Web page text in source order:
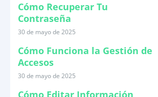
Cómo Recuperar Tu
Contraseña
30 de mayo de 2025
Cómo Funciona la Gestión de
Accesos
30 de mayo de 2025
Cómo Editar Información